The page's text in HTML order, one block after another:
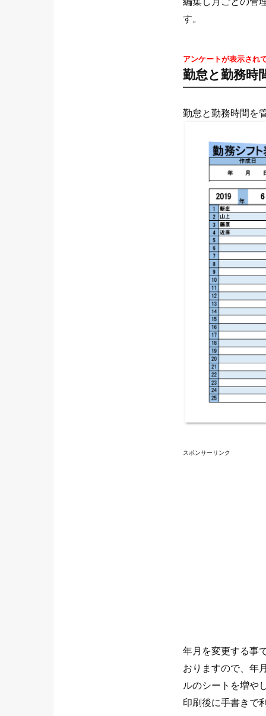
す。
アンケートが表示され
勤怠と勤務時
勤怠と勤務時間を
スポンサーリンク
年月を変更する事
おりますので、年
ルのシートを増や
印刷後に手書きで